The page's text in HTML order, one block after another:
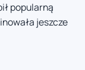
popularną
jeszcze